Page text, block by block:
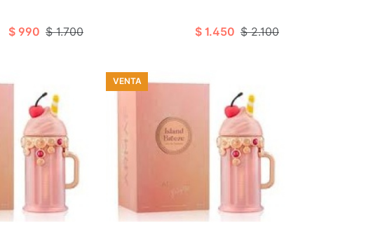
$ 990 $ 1.700 $ 1.450 $ 2.100
al carro
VENTA
Añadir al carro